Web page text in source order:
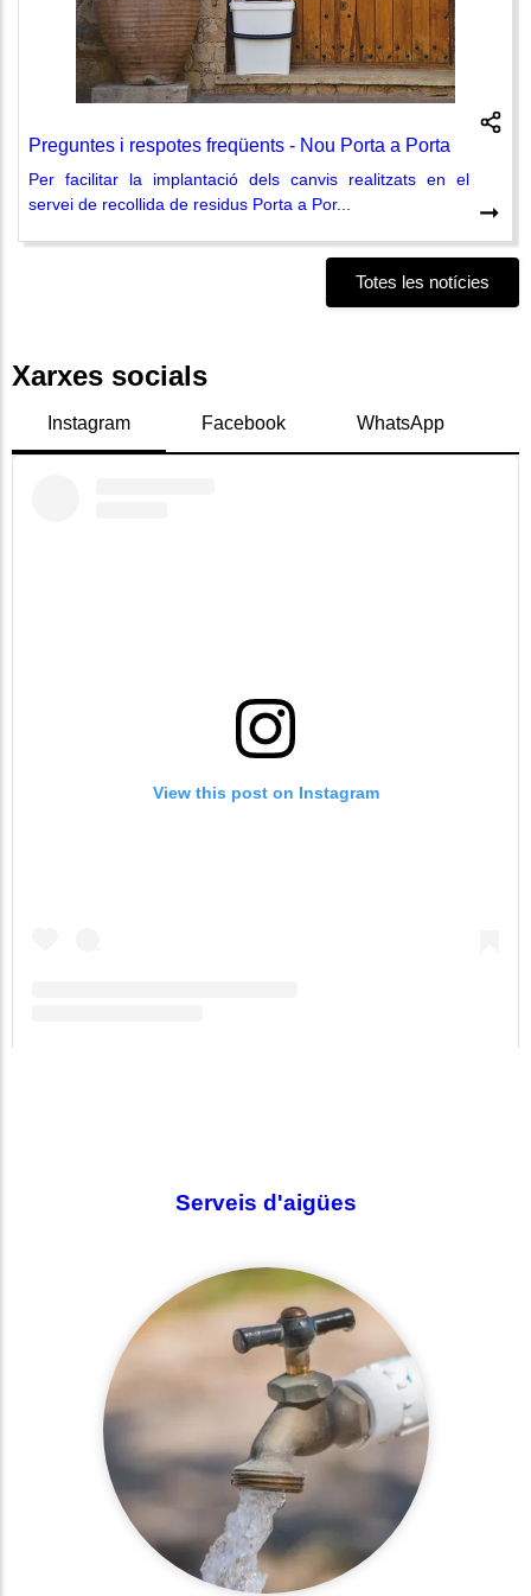
Preguntes i respotes freqüents - Nou Porta a Porta
Per facilitar la implantació dels canvis realitzats en el
servei de recollida de residus Porta a Por...
➞
Totes les notícies
Xarxes socials
Facebook
Instagram WhatsApp
View this post on Instagram
Serveis d'aigües